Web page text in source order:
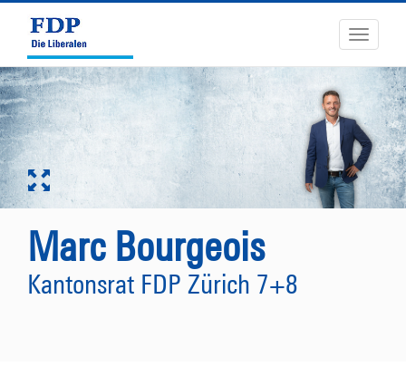
Toggle
Marc Bourgeois
Kantonsrat FDP Zürich 7+8